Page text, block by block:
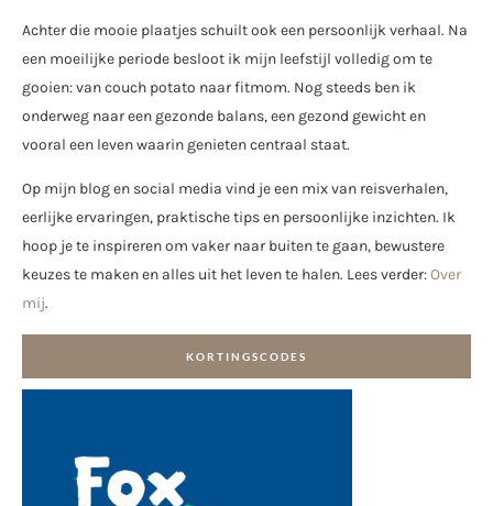
Achter die mooie plaatjes schuilt ook een persoonlijk verhaal. Na
een moeilijke periode besloot ik mijn leefstijl volledig om te
gooien: van couch potato naar fitmom. Nog steeds ben ik
onderweg naar een gezonde balans, een gezond gewicht en
vooral een leven waarin genieten centraal staat.
Op mijn blog en social media vind je een mix van reisverhalen,
eerlijke ervaringen, praktische tips en persoonlijke inzichten. Ik
hoop je te inspireren om vaker naar buiten te gaan, bewustere
keuzes te maken en alles uit het leven te halen. Lees verder:Over
mij.
KORTINGSCODES